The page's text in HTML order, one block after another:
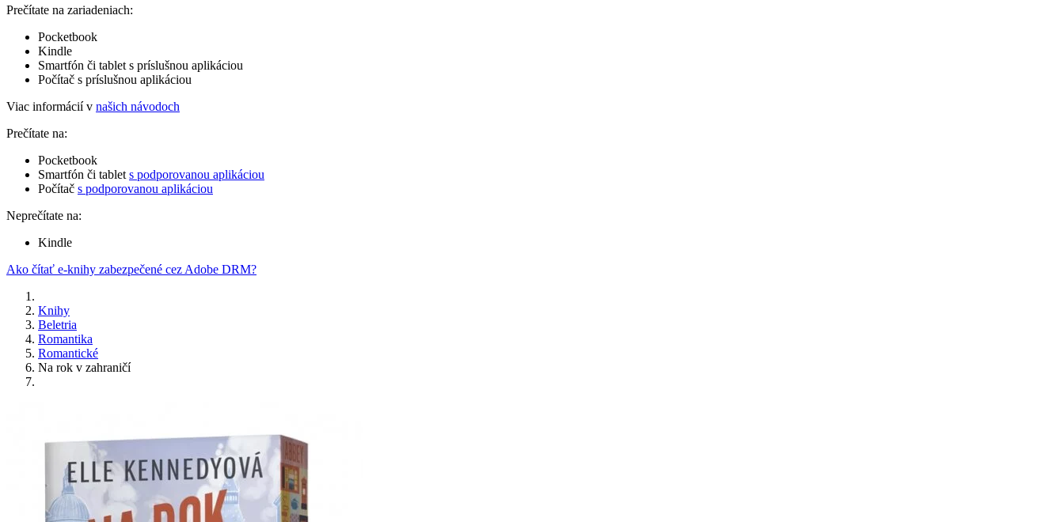
Prečítate na zariadeniach:
Pocketbook
Kindle
Smartfón či tablet s príslušnou aplikáciou
Počítač s príslušnou aplikáciou
Viac informácií v našich návodoch
Prečítate na:
Pocketbook
Smartfón či tablet s podporovanou aplikáciou
Počítač s podporovanou aplikáciou
Neprečítate na:
Kindle
Ako čítať e-knihy zabezpečené cez Adobe DRM?
Knihy
Beletria
Romantika
Romantické
Na rok v zahraničí